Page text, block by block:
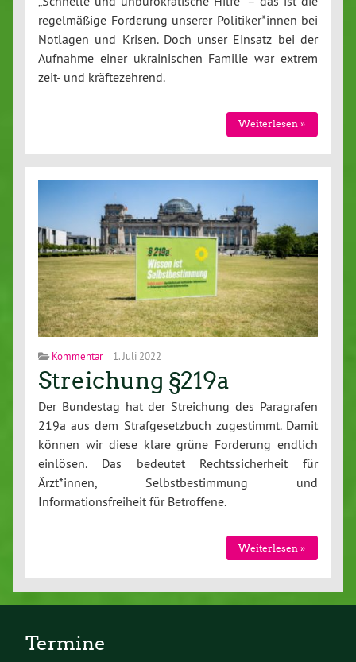
regelmäßige Forderung unserer Politiker*innen bei
Notlagen und Krisen. Doch unser Einsatz bei der
Aufnahme einer ukrainischen Familie war extrem
zeit- und kräftezehrend.
Weiterlesen »
Kommentar 1. Juli 2022
Streichung §219a
Der Bundestag hat der Streichung des Paragrafen
219a aus dem Strafgesetzbuch zugestimmt. Damit
können wir diese klare grüne Forderung endlich
einlösen. Das bedeutet Rechtssicherheit für
Ärzt*innen, Selbstbestimmung und
Informationsfreiheit für Betroffene.
Weiterlesen »
Termine